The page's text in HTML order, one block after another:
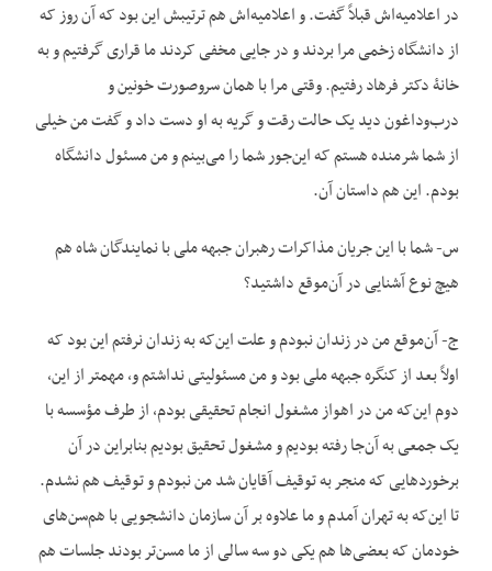
در اعلامیه‌اش قبلاً گفت. و اعلامیه‌اش هم ترتیبش این بود که آن روز که
از دانشگاه زخمی مرا بردند و در جایی مخفی کردند ما قراری گرفتیم و به
خانۀ دکتر فرهاد رفتیم. وقتی مرا با همان سروصورت خونین و
درب‌وداغون دید یک حالت رقت و گریه به او دست داد و گفت من خیلی
از شما شرمنده هستم که این‌جور شما را می‌بینم و من مسئول دانشگاه
بودم. این هم داستان آن.
س- شما با این جریان مذاکرات رهبران جبهه ملی با نمایندگان شاه هم
هیچ نوع آشنایی در آن‌موقع داشتید؟
ج- آن‌موقع من در زندان نبودم و علت این‌که به زندان نرفتم این بود که
اولاً بعد از کنگره جبهه ملی بود و من مسئولیتی نداشتم و، مهمتر از این،
دوم این‌که من در اهواز مشغول انجام تحقیقی بودم، از طرف مؤسسه با
یک جمعی به آن‌جا رفته بودیم و مشغول تحقیق بودیم بنابراین در آن
برخوردهایی که منجر به توقیف آقایان شد من نبودم و توقیف هم نشدم.
تا این‌که به تهران آمدم و ما علاوه بر آن سازمان دانشجویی با هم‌سن‌های
خودمان که بعضی‌ها هم یکی دو سه سالی از ما مسن‌تر بودند جلسات هم